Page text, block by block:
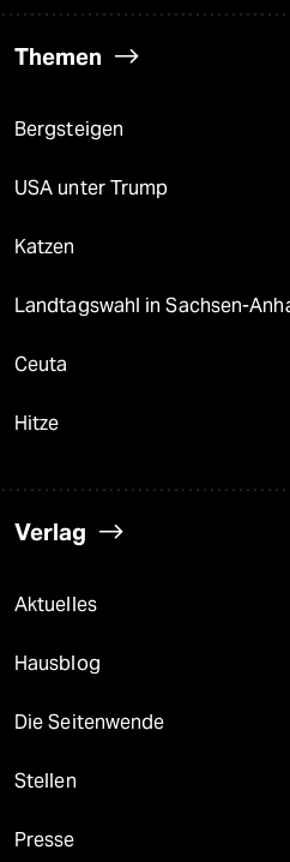
Themen
Bergsteigen
USA unter Trump
Katzen
Landtagswahl in Sachsen-
Ceuta
Hitze
Verlag
Aktuelles
Hausblog
Die Seitenwende
Stellen
Presse